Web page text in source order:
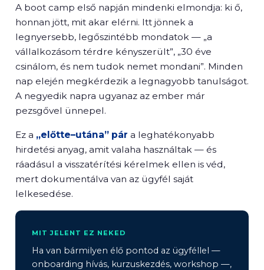
A boot camp első napján mindenki elmondja: ki ő,
honnan jött, mit akar elérni. Itt jönnek a
legnyersebb, legőszintébb mondatok — „a
vállalkozásom térdre kényszerült”, „30 éve
csinálom, és nem tudok nemet mondani”. Minden
nap elején megkérdezik a legnagyobb tanulságot.
A negyedik napra ugyanaz az ember már
pezsgővel ünnepel.
Ez a „előtte–utána” pár a leghatékonyabb
hirdetési anyag, amit valaha használtak — és
ráadásul a visszatérítési kérelmek ellen is véd,
mert dokumentálva van az ügyfél saját
lelkesedése.
MIT JELENT EZ NEKED
Ha van bármilyen élő pontod az ügyféllel —
onboarding hívás, kurzuskezdés, workshop —,